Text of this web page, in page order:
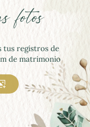
fotos
tus registros de
de matrimonio